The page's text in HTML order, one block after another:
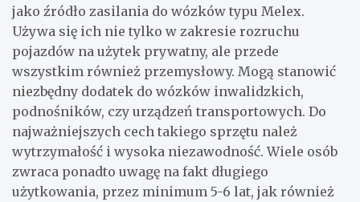
jako źródło zasilania do wózków typu Melex.
Używa się ich nie tylko w zakresie rozruchu
pojazdów na użytek prywatny, ale przede
wszystkim również przemysłowy. Mogą stanowić
niezbędny dodatek do wózków inwalidzkich,
podnośników, czy urządzeń transportowych. Do
najważniejszych cech takiego sprzętu należ
wytrzymałość i wysoka niezawodność. Wiele osób
zwraca ponadto uwagę na fakt długiego
użytkowania, przez minimum 5-6 lat, jak również